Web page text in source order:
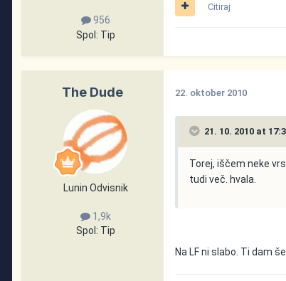
956
Spol: Tip
Citiraj
The Dude
Lunin Odvisnik
1,9k
Spol: Tip
22. oktober 2010
21. 10. 2010 at
Torej, iščem neke
tudi več. hvala.
Na LF ni slabo. Ti dam